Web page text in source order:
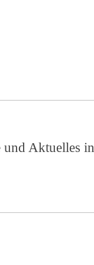
und Aktuelles in